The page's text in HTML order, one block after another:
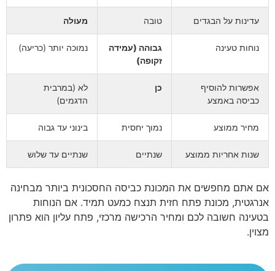
עדינות על הבגדים טובה מעולה
נוחות טעינה
גבוהה (עמידה
זקופה)
נמוכה יותר (כריעה)
אפשרות להוסיף
כביסה באמצע
כן
לא (במרבית
הדגמים)
מחיר ממוצע נמוך יחסית בינוני עד גבוה
שנות אחריות ממוצע שנתיים שנתיים עד שלוש
אם אתם מחפשים את המכונת כביסה החסכונית ביותר מבחינה
אנרגטית, מכונת פתח חזית תנצח כמעט תמיד. אם הנוחות
בטעינה חשובה לכם ומחיר הרכישה מרכזי, פתח עליון הוא פתרון
מצוין.